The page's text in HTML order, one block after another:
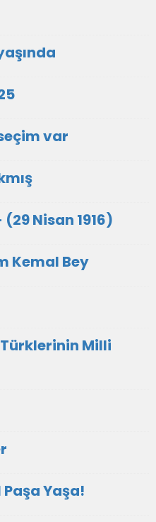
var
Nisan 1916)
Kemal Bey
Milli
Yaşa!